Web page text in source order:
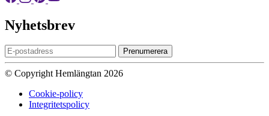
Nyhetsbrev
Prenumerera
© Copyright Hemlängtan 2026
Cookie-policy
Integritetspolicy